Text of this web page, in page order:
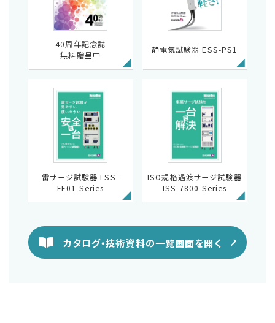
40周年記念誌
無料贈呈中
静電気試験器 ESS-PS1
雷サージ試験器 LSS-
FE01 Series
ISO規格過渡サージ試験器
ISS-7800 Series
カタログ・技術資料の一覧画面を開く